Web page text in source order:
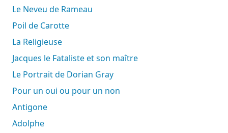
Le Neveu de Rameau
Poil de Carotte
La Religieuse
Jacques le Fataliste et son maître
Le Portrait de Dorian Gray
Pour un oui ou pour un non
Antigone
Adolphe